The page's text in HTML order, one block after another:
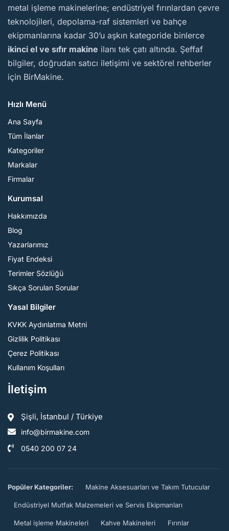
metal işleme makinelerine; endüstriyel fırınlardan çevre
teknolojileri, depolama-raf sistemleri ve bahçe
ekipmanlarına kadar 30’u aşkın kategoride binlerce
ikinci el ve sıfır makine ilanı tek çatı altında. Şeffaf
bilgiler, doğrudan satıcı iletişimi ve sektörel rehberler
için BirMakine.
Hızlı Menü
Ana Sayfa
Tüm İlanlar
Kategoriler
Markalar
Firmalar
Kurumsal
Hakkımızda
Blog
Yazarlarımız
Fiyat Endeksi
Terimler Sözlüğü
Sıkça Sorulan Sorular
Yasal Bilgiler
KVKK Aydınlatma Metni
Gizlilik Politikası
Çerez Politikası
Kullanım Koşulları
İletişim
Şişli, İstanbul / Türkiye
info@birmakine.com
0540 200 07 24
Popüler Kategoriler: Makine Aksesuarları ve Takım Tutucular
Endüstriyel Mutfak Malzemeleri ve Servis Ekipmanları
Metal işleme Makineleri Kahve Makineleri Fırınlar